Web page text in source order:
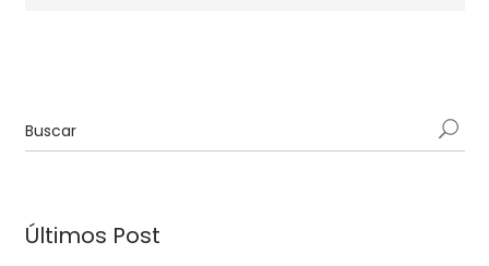
Últimos Post